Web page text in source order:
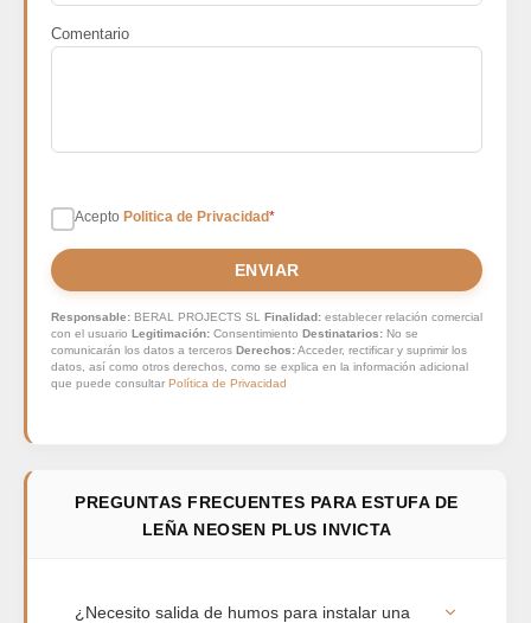
Comentario
Acepto Politica de Privacidad*
ENVIAR
Responsable: BERAL PROJECTS SL Finalidad: establecer relación comercial
con el usuario Legitimación: Consentimiento Destinatarios: No se
comunicarán los datos a terceros Derechos:Acceder, rectificar y suprimir los
datos, así como otros derechos, como se explica en la información adicional
que puede consultar Política de Privacidad
PREGUNTAS FRECUENTES PARA ESTUFA DE
LEÑA NEOSEN PLUS INVICTA
¿Necesito salida de humos para instalar una